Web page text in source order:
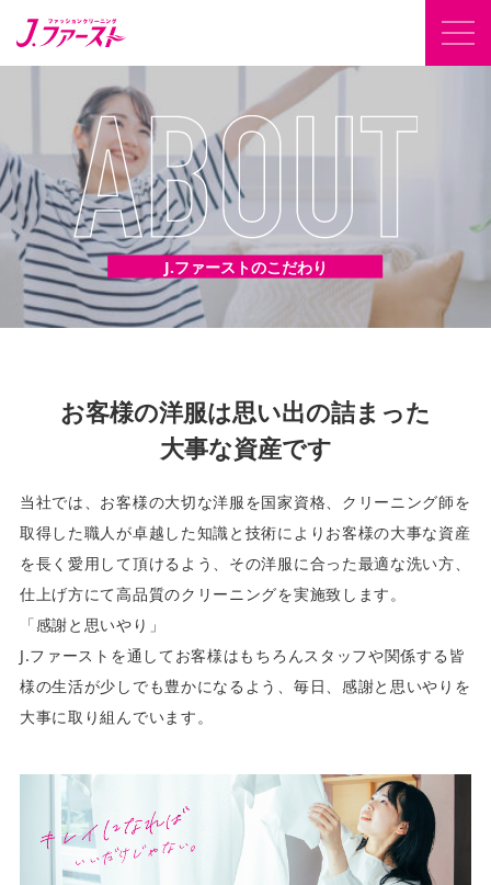
J.ファーストのこだわり
お客様の洋服は思い出の詰まった
大事な資産です
当社では、お客様の大切な洋服を国家資格、クリーニング師を
取得した職人が卓越した知識と技術によりお客様の大事な資産
を長く愛用して頂けるよう、その洋服に合った最適な洗い方、
仕上げ方にて高品質のクリーニングを実施致します。
「感謝と思いやり」
J.ファーストを通してお客様はもちろんスタッフや関係する皆
様の生活が少しでも豊かになるよう、毎日、感謝と思いやりを
大事に取り組んでいます。